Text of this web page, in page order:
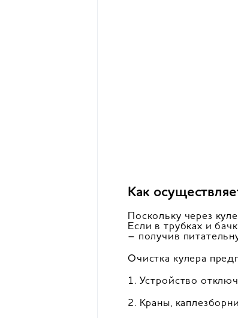
Как
Поскольку через
Если в трубках и
– получив
Очистка кулера
1. Устройство
2. Краны,